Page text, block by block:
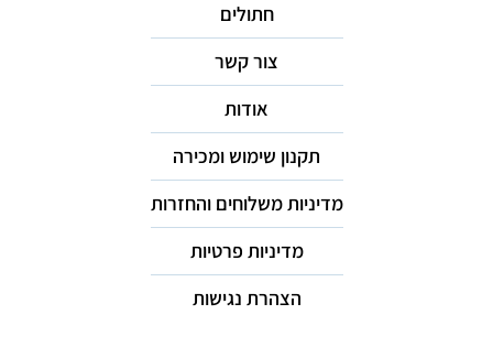
חתולים
צור קשר
אודות
תקנון שימוש ומכירה
מדיניות משלוחים והחזרות
מדיניות פרטיות
הצהרת נגישות